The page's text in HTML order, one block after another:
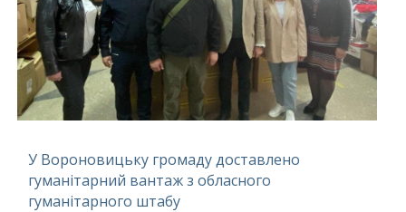
У Вороновицьку громаду доставлено
гуманітарний вантаж з обласного
гуманітарного штабу